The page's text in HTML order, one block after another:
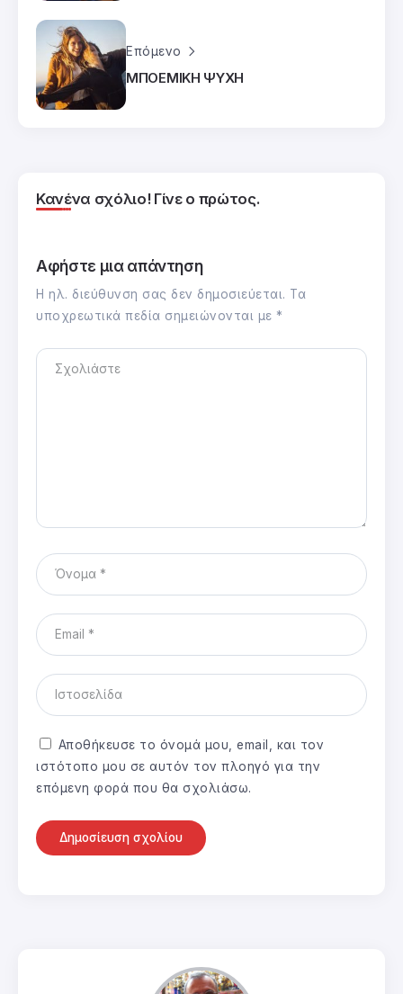
Επόμενο
ΜΠΟΕΜΙΚΗ ΨΥΧΗ
Κανένα σχόλιο! Γίνε ο πρώτος.
Αφήστε μια απάντηση
Η ηλ. διεύθυνση σας δεν δημοσιεύεται. Τα
υποχρεωτικά πεδία σημειώνονται με *
Αποθήκευσε το όνομά μου, email, και τον
ιστότοπο μου σε αυτόν τον πλοηγό για την
επόμενη φορά που θα σχολιάσω.